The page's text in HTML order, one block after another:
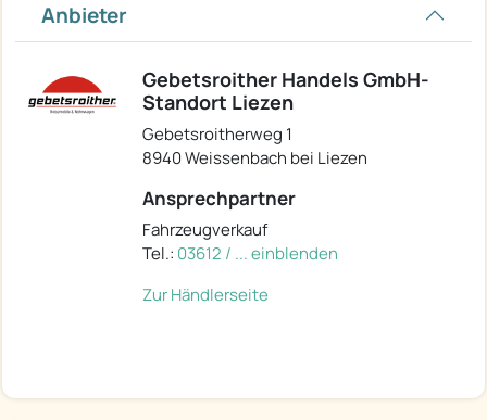
Anbieter
Gebetsroither Handels GmbH-
Standort Liezen
Gebetsroitherweg 1
8940 Weissenbach bei Liezen
Ansprechpartner
Fahrzeugverkauf
Tel.: 03612 / ... einblenden
Zur Händlerseite